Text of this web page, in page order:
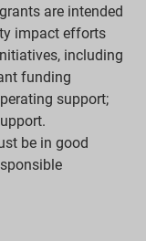
are intended
impact efforts
including
funding
support;
be in good